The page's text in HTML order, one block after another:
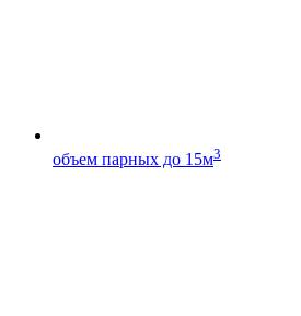
объем парных до 15м3